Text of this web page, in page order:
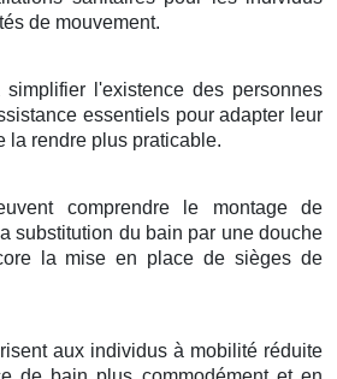
de mouvement.
l'existence des personnes
essentiels pour adapter leur
la rendre plus praticable.
comprendre le montage de
substitution du bain par une douche
la mise en place de sièges de
aux individus à mobilité réduite